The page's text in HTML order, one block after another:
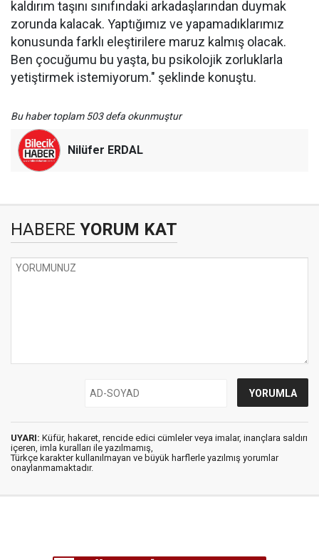
kaldırım taşını sınıfındaki arkadaşlarından duymak
zorunda kalacak. Yaptığımız ve yapamadıklarımız
konusunda farklı eleştirilere maruz kalmış olacak.
Ben çocuğumu bu yaşta, bu psikolojik zorluklarla
yetiştirmek istemiyorum." şeklinde konuştu.
Bu haber toplam 503 defa okunmuştur
Nilüfer ERDAL
HABERE YORUM KAT
UYARI: Küfür, hakaret, rencide edici cümleler veya imalar, inançlara saldırı
içeren, imla kuralları ile yazılmamış,
Türkçe karakter kullanılmayan ve büyük harflerle yazılmış yorumlar
onaylanmamaktadır.